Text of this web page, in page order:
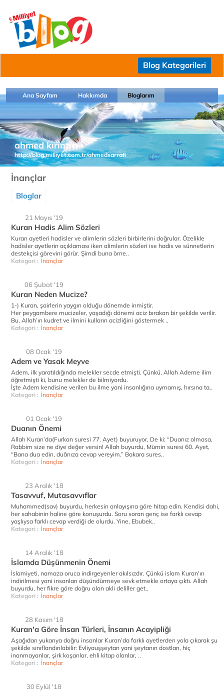
Blog Kategorileri
Ana Sayfam Hakkımda Bloglarım
ahmed kırıntıcı
http://blog.milliyet.com.tr/ahmedsarrafi
İnançlar
Bloglar
21 Mayıs '19
Kuran Hadis Alim Sözleri
Kuran ayetleri hadisler ve alimlerin sözleri birbirlerini doğrular. Özelikle
hadisler ayetlerin açıklaması iken alimlerin sözleri ise hadis ve sünnetlerin
destekçisi görevini görür. Şimdi buna örne..
Kategori : İnançlar
06 Şubat '19
Kuran Neden Mucize?
1-) Kuran, şairlerin yaygın olduğu dönemde inmiştir.
Her peygambere mucizeler, yaşadığı dönemi aciz bırakan bir şekilde verilir.
Bu, Allah’ın kudret ve ilmini kulların acizliğini göstermek ..
Kategori : İnançlar
08 Ocak '19
Adem ve Yasak Meyve
Adem, ilk yaratıldığında melekler secde etmişti. Çünkü, Allah Ademe ilim
öğretmişti ki, bunu melekler de bilmiyordu.
İşte Adem kendisine verilen bu ilme yani insanlığına uymamış, hırsına ta..
Kategori : İnançlar
01 Ocak '19
Duanın Önemi
Allah Kuran’da(Furkan suresi 77. Ayet) buyuruyor, De ki: “Duanız olmasa,
Rabbim size ne diye değer versin! Allah buyurdu, Mümin suresi 60. Ayet,
“Bana dua edin, duânıza cevap vereyim.” Bakara sures..
Kategori : İnançlar
23 Aralık '18
Tasavvuf, Mutasavvıflar
Muhammed(sav) buyurdu, herkesin anlayışına göre hitap edin. Kendisi dahi,
her sahabinin haline göre konuşurdu. Soru soran genç ise farklı cevap
yaşlıysa farklı cevap verdiği de olurdu. Yine, Ebubek..
Kategori : İnançlar
14 Aralık '18
İslamda Düşünmenin Önemi
İslamiyeti, namaza oruca indirgeyenler akılsızdır. Çünkü islam Kuran'ın
indirilmesi yani insanları düşündürmeye sevk etmekle ortaya çıktı. Allah
buyurdu, her fikre göre doğru olan akli deliller get..
Kategori : İnançlar
28 Kasım '18
Kuran'a Göre İnsan Türleri, İnsanın Acayipliği
Aşağıdan yukarıya doğru insanlar Kuran’da farklı ayetlerden yola çıkarak şu
şekilde sınıflandırılabilir: Evliyauşşeytan yani şeytanın dostları, hiç
inanmayanlar, şirk koşanlar, ehli kitap olanlar, ..
Kategori : İnançlar
30 Eylül '18